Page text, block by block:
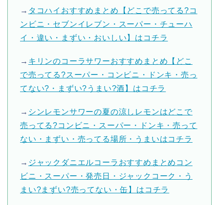
→ タコハイおすすめまとめ【どこで売ってる?コ
ンビニ・セブンイレブン・スーパー・チューハ
イ・違い・まずい・おいしい】はコチラ
→ キリンのコーラサワーおすすめまとめ【どこ
で売ってる?スーパー・コンビニ・ドンキ・売っ
てない?・まずい?うまい?酒】はコチラ
→ シンレモンサワーの夏の涼しレモンはどこで
売ってる?コンビニ・スーパー・ドンキ・売って
ない・まずい・売ってる場所・うまいはコチラ
→ ジャックダニエルコーラおすすめまとめコン
ビニ・スーパー・発売日・ジャックコーク・う
まい?まずい?売ってない・缶】はコチラ